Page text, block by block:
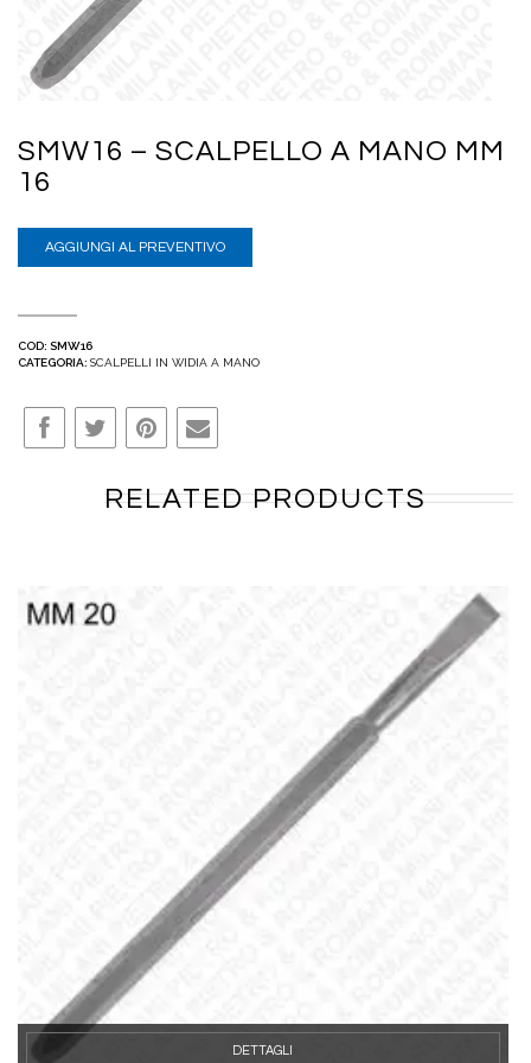
SMW16 – SCALPELLO A MANO MM
16
AGGIUNGI AL PREVENTIVO
COD: SMW16
CATEGORIA: SCALPELLI IN WIDIA A MANO
RELATED PRODUCTS
DETTAGLI